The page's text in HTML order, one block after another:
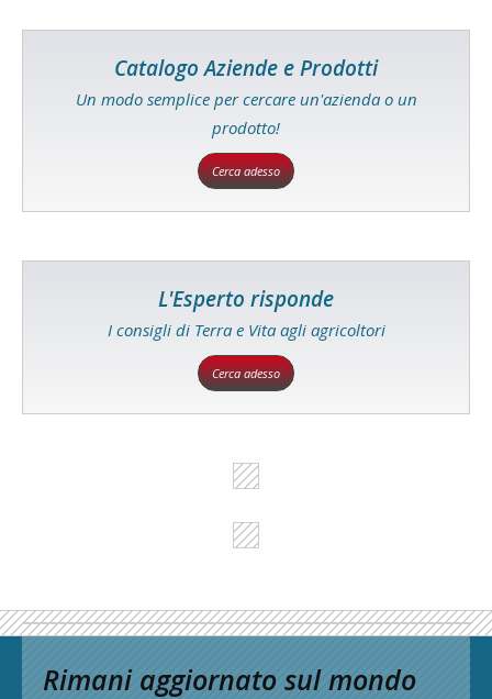
Catalogo Aziende e Prodotti
Un modo semplice per cercare un'azienda o un
prodotto!
Cerca adesso
L'Esperto risponde
I consigli di Terra e Vita agli agricoltori
Cerca adesso
Rimani aggiornato sul mondo